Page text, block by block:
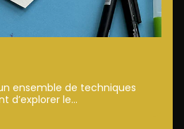
ensemble de techniques
d’explorer le...